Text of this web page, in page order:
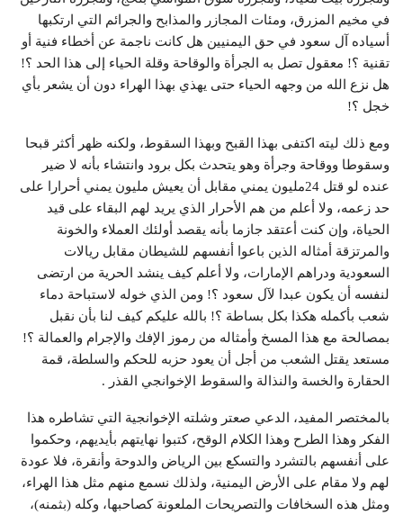
في مخيم المزرق، ومئات المجازر والمذابح والجرائم التي ارتكبها
أسياده آل سعود في حق اليمنيين هل كانت ناجمة عن أخطاء فنية أو
تقنية ؟! معقول تصل به الجرأة والوقاحة وقلة الحياء إلى هذا الحد ؟!
هل نزع الله من وجهه الحياء حتى يهذي بهذا الهراء دون أن يشعر بأي
خجل ؟!
ومع ذلك ليته اكتفى بهذا القبح وبهذا السقوط، ولكنه ظهر أكثر قبحا
وسقوطا ووقاحة وجرأة وهو يتحدث بكل برود وانتشاء بأنه لا ضير
عنده لو قتل 24مليون يمني مقابل أن يعيش مليون يمني أحرارا على
حد زعمه، ولا أعلم من هم الأحرار الذي يريد لهم البقاء على قيد
الحياة، وإن كنت أعتقد جازما بأنه يقصد أولئك العملاء والخونة
والمرتزقة أمثاله الذين باعوا أنفسهم للشيطان مقابل ريالات
السعودية ودراهم الإمارات، ولا أعلم كيف ينشد الحرية من ارتضى
لنفسه أن يكون عبدا لآل سعود ؟! ومن الذي خوله لاستباحة دماء
شعب بأكمله هكذا بكل بساطة ؟! بالله عليكم كيف لنا بأن نقبل
بمصالحة مع هذا المسخ وأمثاله من رموز الإفك والإجرام والعمالة ؟!
مستعد يقتل الشعب من أجل أن يعود حزبه للحكم والسلطة، قمة
الحقارة والخسة والنذالة والسقوط الإخوانجي القذر .
بالمختصر المفيد، الدعي صعتر وشلته الإخوانجية التي تشاطره هذا
الفكر وهذا الطرح وهذا الكلام الوقح، كتبوا نهايتهم بأيديهم، وحكموا
على أنفسهم بالتشرد والتسكع بين الرياض والدوحة وأنقرة، فلا عودة
لهم ولا مقام على الأرض اليمنية، ولذلك نسمع منهم مثل هذا الهراء،
ومثل هذه السخافات والتصريحات الملعونة كصاحبها، وكله (بثمنه)،